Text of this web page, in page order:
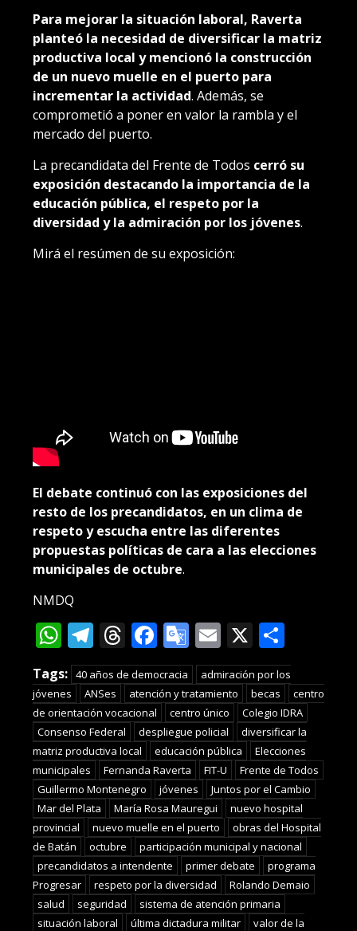
Para mejorar la situación laboral, Raverta
planteó la necesidad de diversificar la matriz
productiva local y mencionó la construcción
de un nuevo muelle en el puerto para
incrementar la actividad. Además, se
comprometió a poner en valor la rambla y el
mercado del puerto.
La precandidata del Frente de Todos cerró su
exposición destacando la importancia de la
educación pública, el respeto por la
diversidad y la admiración por los jóvenes.
Mirá el resúmen de su exposición:
El debate continuó con las exposiciones del
resto de los precandidatos, en un clima de
respeto y escucha entre las diferentes
propuestas políticas de cara a las elecciones
municipales de octubre.
NMDQ
WhatsApp
Telegram
Threads
Facebook
Google
Translate
Email
X
Tags: 40 años de democracia
admiración por los
jóvenes
ANSes atención y tratamiento becas
centro
de orientación vocacional
centro único
Colegio IDRA
Consenso Federal
despliegue policial
diversificar la
matriz productiva local
educación pública
Elecciones
municipales
Fernanda Raverta FIT-U
Frente de Todos
Guillermo Montenegro
jóvenes
Juntos por el Cambio
Mar del Plata
María Rosa Mauregui
nuevo hospital
provincial
nuevo muelle en el puerto
obras del Hospital
de Batán
octubre
participación municipal y nacional
precandidatos a intendente
primer debate
programa
Progresar
respeto por la diversidad
Rolando Demaio
salud
seguridad
sistema de atención primaria
situación laboral
última dictadura militar
valor de la